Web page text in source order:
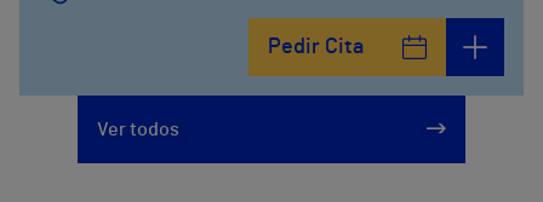
Pedir Cita
Ver todos